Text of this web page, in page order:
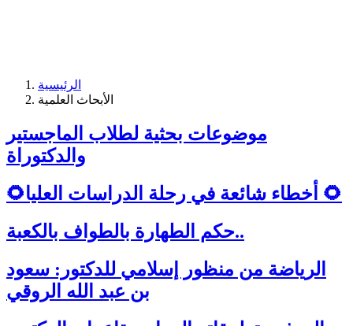
الرئيسية
الأبحاث العلمية
موضوعات بحثية لطلاب الماجستير
والدكتوراة
🌻أخطاء شائعة في رحلة الدراسات العليا 🌻
حكم الطهارة بالطواف بالكعبة..
الرياضة من منظور إسلامي للدكتور: سعود
بن عبد الله الروقي